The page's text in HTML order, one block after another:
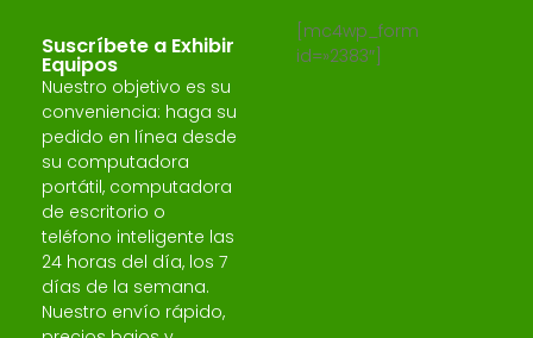
Suscríbete a Exhibir
Equipos
Nuestro objetivo es su
conveniencia: haga su
pedido en línea desde
su computadora
portátil, computadora
de escritorio o
teléfono inteligente las
24 horas del día, los 7
días de la semana.
Nuestro envío rápido,
[mc4wp_form
id=»2383″]